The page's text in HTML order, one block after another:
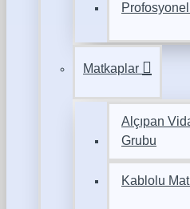
Profosyonel
Matkaplar
Alçıpan
Grubu
Kablolu